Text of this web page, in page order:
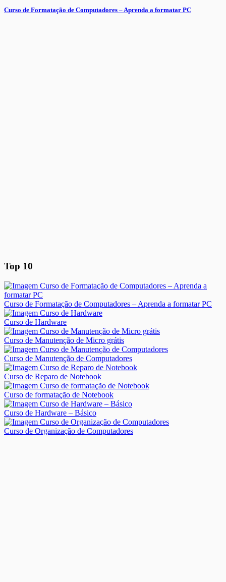
Curso de Formatação de Computadores – Aprenda a formatar PC
Top 10
Curso de Formatação de Computadores – Aprenda a formatar PC
Curso de Hardware
Curso de Manutenção de Micro grátis
Curso de Manutenção de Computadores
Curso de Reparo de Notebook
Curso de formatação de Notebook
Curso de Hardware – Básico
Curso de Organização de Computadores